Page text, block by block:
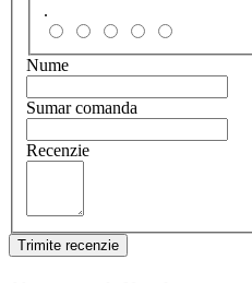
.
Nume
Sumar comanda
Recenzie
Trimite recenzie